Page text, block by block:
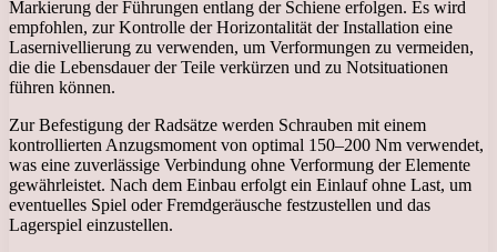
Markierung der Führungen entlang der Schiene erfolgen. Es wird
empfohlen, zur Kontrolle der Horizontalität der Installation eine
Lasernivellierung zu verwenden, um Verformungen zu vermeiden,
die die Lebensdauer der Teile verkürzen und zu Notsituationen
führen können.
Zur Befestigung der Radsätze werden Schrauben mit einem
kontrollierten Anzugsmoment von optimal 150–200 Nm verwendet,
was eine zuverlässige Verbindung ohne Verformung der Elemente
gewährleistet. Nach dem Einbau erfolgt ein Einlauf ohne Last, um
eventuelles Spiel oder Fremdgeräusche festzustellen und das
Lagerspiel einzustellen.